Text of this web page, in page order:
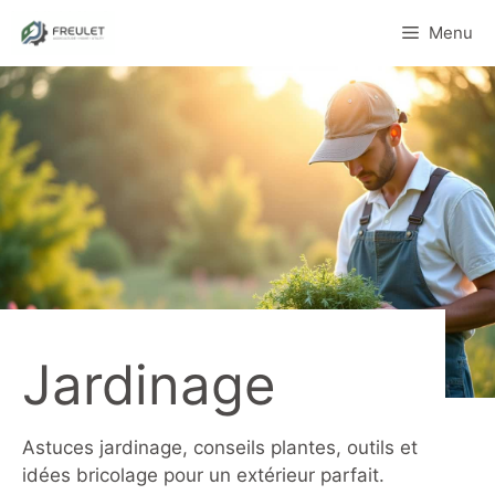
contenu
Menu
Jardinage
Astuces jardinage, conseils plantes, outils et
idées bricolage pour un extérieur parfait.